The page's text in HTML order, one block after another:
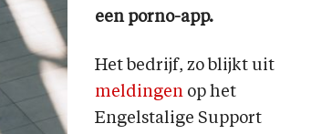
een porno-app.
Het bedrijf, zo blijkt uit
meldingen op het
Engelstalige Support